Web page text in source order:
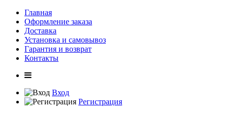
Главная
Оформление заказа
Доставка
Установка и самовывоз
Гарантия и возврат
Контакты
Вход
Регистрация